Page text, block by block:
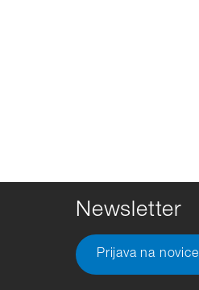
Newsletter
Prijava na novice